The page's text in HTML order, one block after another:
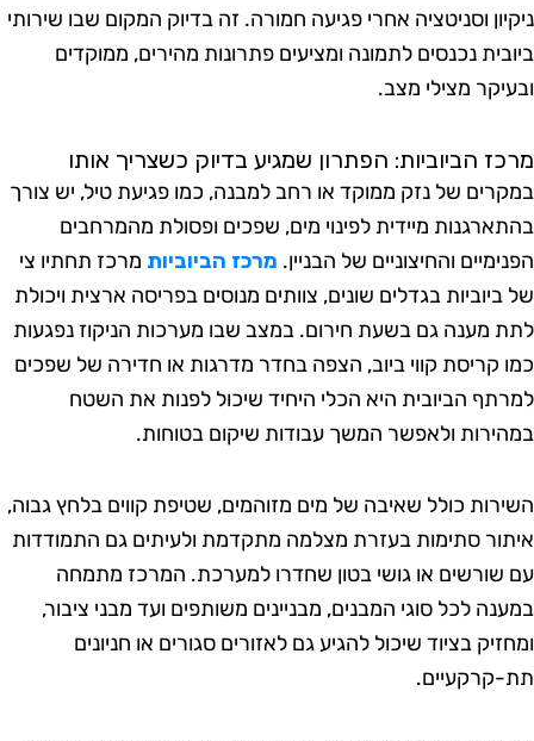
וסניטציה אחרי פגיעה חמורה. זה בדיוק המקום שבו שירותי
נכנסים לתמונה ומציעים פתרונות מהירים, ממוקדים
מצילי מצב.
הביוביות: הפתרון שמגיע בדיוק כשצריך אותו
של נזק ממוקד או רחב למבנה, כמו פגיעת טיל, יש צורך
מיידית לפינוי מים, שפכים ופסולת מהמרחבים
והחיצוניים של הבניין.מרכז הביוביותמרכז תחתיו צי
בגדלים שונים, צוותים מנוסים בפריסה ארצית ויכולת
מענה גם בשעת חירום. במצב שבו מערכות הניקוז נפגעות
קריסת קווי ביוב, הצפה בחדר מדרגות או חדירה של שפכים
הביובית היא הכלי היחיד שיכול לפנות את השטח
ולאפשר המשך עבודות שיקום בטוחות.
כולל שאיבה של מים מזוהמים, שטיפת קווים בלחץ גבוה,
סתימות בעזרת מצלמה מתקדמת ולעיתים גם התמודדות
או גושי בטון שחדרו למערכת. המרכז מתמחה
לכל סוגי המבנים, מבניינים משותפים ועד מבני ציבור,
בציוד שיכול להגיע גם לאזורים סגורים או חניונים